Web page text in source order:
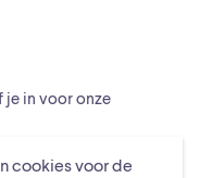
cookies voor de
je in voor onze